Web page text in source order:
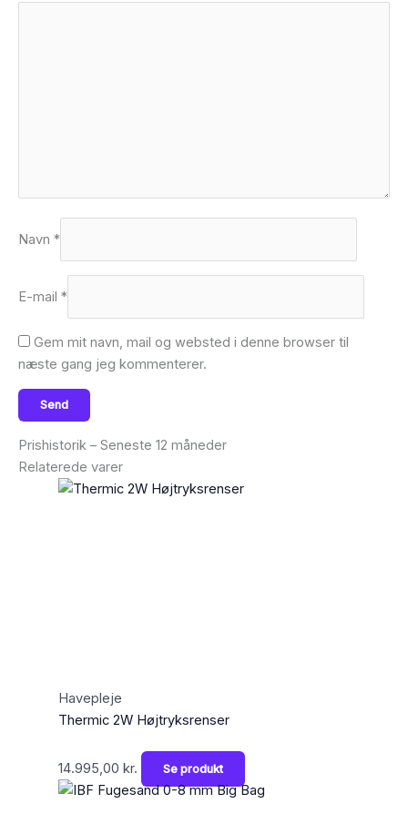
Navn *
E-mail *
Gem mit navn, mail og websted i denne browser til
næste gang jeg kommenterer.
Prishistorik – Seneste 12 måneder
Relaterede varer
Havepleje
Thermic 2W Højtryksrenser
14.995,00 kr. Se produkt